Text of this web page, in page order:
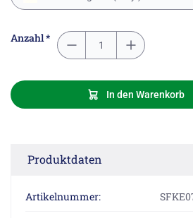
Anzahl *
In den Warenkorb
Produktdaten
Artikelnummer: